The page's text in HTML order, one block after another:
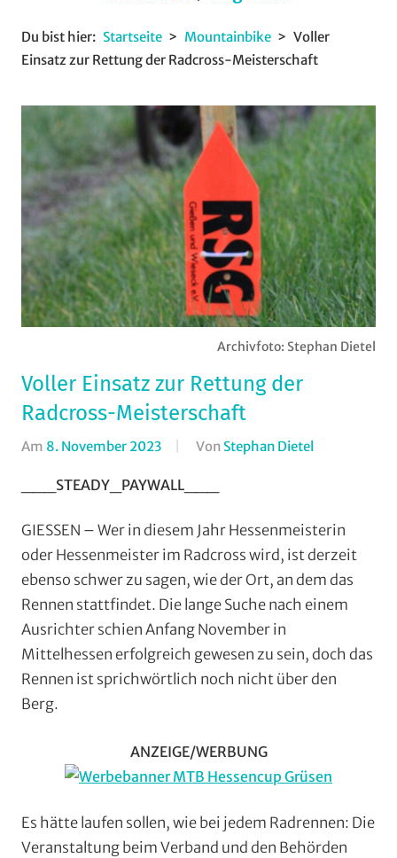
Du bist hier: Startseite Mountainbike
Voller
Einsatz zur Rettung der Radcross-Meisterschaft
Archivfoto: Stephan Dietel
Voller Einsatz zur Rettung der
Radcross-Meisterschaft
Am 8. November 2023 Von Stephan Dietel
Gießen
und
Wieseck
Vereine
___STEADY_PAYWALL___
GIESSEN – Wer in diesem Jahr Hessenmeisterin
oder Hessenmeister im Radcross wird, ist derzeit
ebenso schwer zu sagen, wie der Ort, an dem das
Rennen stattfindet. Die lange Suche nach einem
Ausrichter schien Anfang November in
Mittelhessen erfolgreich gewesen zu sein, doch das
Rennen ist sprichwörtlich noch nicht über den
Berg.
ANZEIGE/WERBUNG
Es hätte laufen sollen, wie bei jedem Radrennen: Die
Veranstaltung beim Verband und den Behörden